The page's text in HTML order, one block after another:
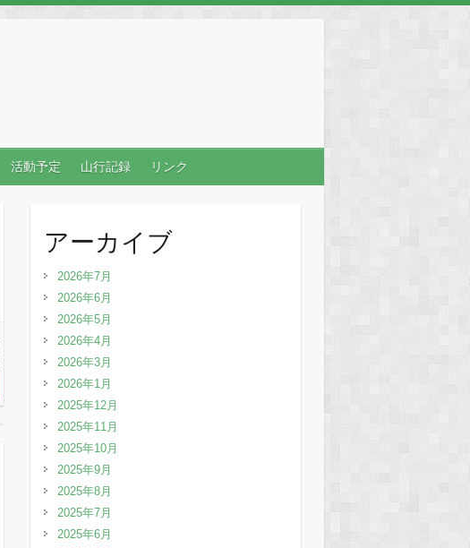
活動予定 山行記録 リンク
アーカイブ
2026年7月
2026年6月
2026年5月
2026年4月
2026年3月
2026年1月
2025年12月
2025年11月
2025年10月
2025年9月
2025年8月
2025年7月
2025年6月